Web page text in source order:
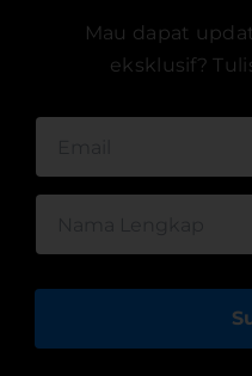
Mau dapat
eksklusif?